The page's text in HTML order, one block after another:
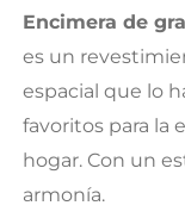
Encimera de
es un
espacial que lo
favoritos para la
hogar. Con un
armonía.